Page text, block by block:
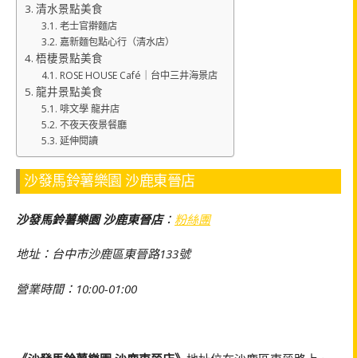
清水景點美食
老士官擀麵店
嘉新麵包點心行（清水店）
梧棲景點美食
ROSE HOUSE Café｜台中三井海景店
龍井景點美食
啡文學 龍井店
不夜天夜景餐廳
延伸閱讀
沙發馬鈴薯樂園 沙鹿東晉店
沙發馬鈴薯樂園 沙鹿東晉店： 粉絲團
地址：台中市沙鹿區東晉路133號
營業時間：10:00-01:00